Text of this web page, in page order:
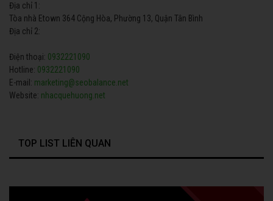
Địa chỉ 1:
Tòa nhà Etown 364 Cộng Hòa, Phường 13, Quận Tân Bình
Địa chỉ 2:
Điện thoại: 0932221090
Hotline: 0932221090
E-mail: marketing@seobalance.net
Website: nhacquehuong.net
TOP LIST LIÊN QUAN